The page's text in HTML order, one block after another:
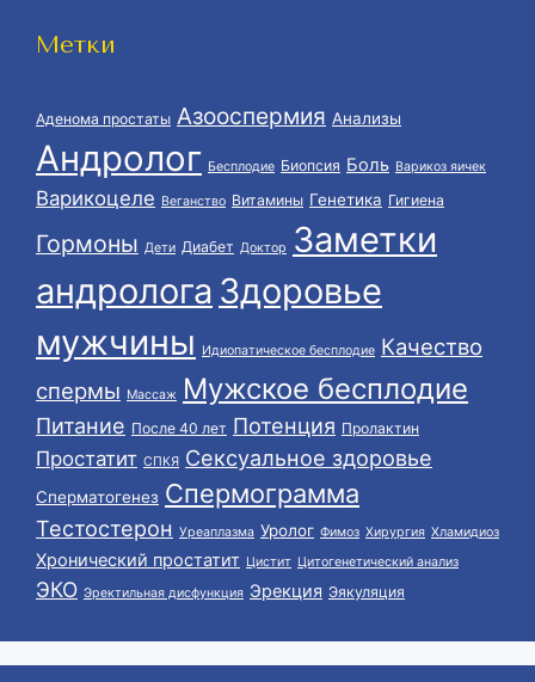
Метки
Аденома простаты Азооспермия Анализы
Андролог Бесплодие Биопсия Боль Варикоз яичек
Варикоцеле Веганство Витамины Генетика Гигиена
Гормоны Дети Диабет Доктор
Заметки
андролога Здоровье
мужчины
Идиопатическое бесплодие Качество
спермы Массаж Мужское бесплодие
Питание После 40 лет Потенция Пролактин
Простатит СПКЯ Сексуальное здоровье
Сперматогенез Спермограмма
Тестостерон Уреаплазма Уролог Фимоз Хирургия Хламидиоз
Хронический простатит Цистит Цитогенетический анализ
ЭКО Эректильная дисфункция Эрекция Эякуляция